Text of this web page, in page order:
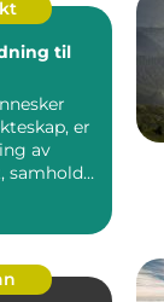
til
er
av
samhold